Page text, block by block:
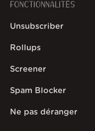
FONCTIONNALITÉS
Unsubscriber
Rollups
Screener
Spam Blocker
Ne pas déranger